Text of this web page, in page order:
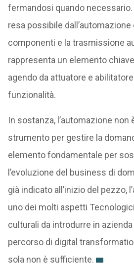
fermandosi quando
resa possibile dall’automazione
componenti e la trasmissione
rappresenta un elemento
agendo da attuatore e
funzionalità.
In sostanza, l’automazione
strumento per gestire la
elemento fondamentale per
l’evoluzione del business di
già indicato all’inizio del pezzo,
uno dei molti aspetti
culturali da introdurre in
percorso di digital
sola non è sufficiente.